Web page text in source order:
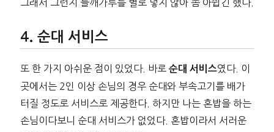
그래서 그런지 들깨가루를 별로 넣지 않아 좀 아쉽긴 했다.
순대 서비스
또 한 가지 아쉬운 점이 있었다. 바로 순대 서비스였다. 이
곳에서는 2인 이상 손님의 경우 순대와 부속고기를 배가
터질 정도로 서비스로 제공한다. 하지만 나는 혼밥을 하는
손님이다보니 순대 서비스가 없었다. 혼밥이라서 서러운